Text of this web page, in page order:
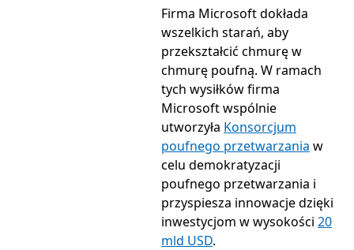
Firma Microsoft dokłada
wszelkich starań, aby
przekształcić chmurę w
chmurę poufną. W ramach
tych wysiłków firma
Microsoft wspólnie
utworzyła Konsorcjum
poufnego przetwarzania w
celu demokratyzacji
poufnego przetwarzania i
przyspiesza innowacje dzięki
inwestycjom w wysokości 20
mld USD.